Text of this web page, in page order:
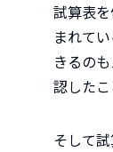
試算表
まれて
きるの
認したこ
そして